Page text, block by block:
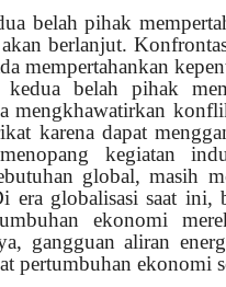
belah pihak
berlanjut.
mempertahankan
kedua belah pihak
mengkhawatirkan
karena dapat
kegiatan
global, masih
era globalisasi saat ini,
ekonomi
gangguan aliran
pertumbuhan ekonomi